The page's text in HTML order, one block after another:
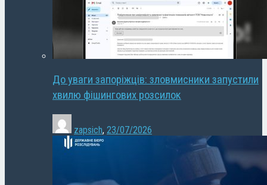
До уваги запоріжців: зловмисники запустили
хвилю фішингових розсилок
zapsich, 23/07/2026